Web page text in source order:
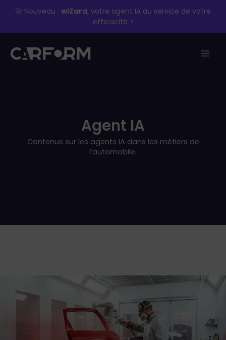
🚀 Nouveau : wiZard, votre agent IA au service de votre
efficacité >
Agent IA
Contenus sur les agents IA dans les métiers de
l’automobile.
l’agent